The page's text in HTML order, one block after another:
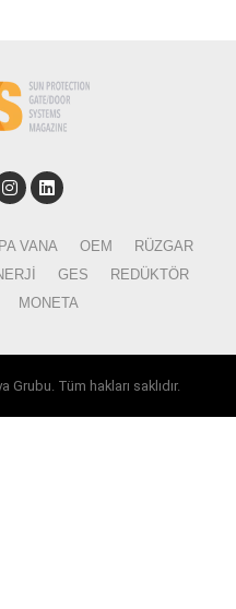
VANA OEM
RÜZGAR
GES
REDÜKTÖR
MONETA
Tüm hakları saklıdır.